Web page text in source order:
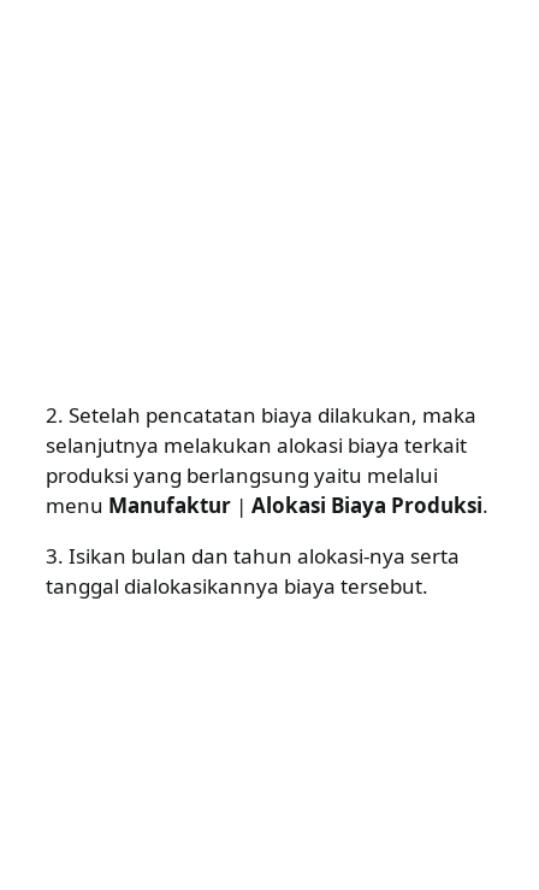
2. Setelah pencatatan biaya dilakukan, maka
selanjutnya melakukan alokasi biaya terkait
produksi yang berlangsung yaitu melalui
menu Manufaktur | Alokasi Biaya Produksi.
3. Isikan bulan dan tahun alokasi-nya serta
tanggal dialokasikannya biaya tersebut.